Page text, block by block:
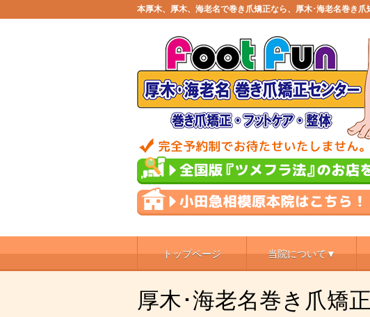
本厚木、厚木、海老名で巻き爪矯正なら、厚木･海老名巻き爪
トップページ 当院について▼
厚木･海老名巻き爪矯